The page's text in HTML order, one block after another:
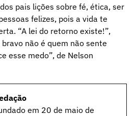
pais lições sobre fé, ética, ser
felizes, pois a vida te
“A lei do retorno existe!”,
não é quem não sente
esse medo”, de Nelson
em 20 de maio de